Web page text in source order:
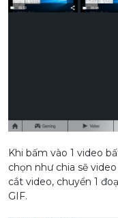
Khi bấm vào 1 video
chọn như chia sẽ
cắt video, chuyển 1
GIF.